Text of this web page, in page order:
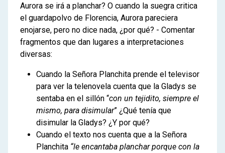
Aurora se irá a planchar? O cuando la suegra critica
el guardapolvo de Florencia, Aurora pareciera
enojarse, pero no dice nada, ¿por qué? - Comentar
fragmentos que dan lugares a interpretaciones
diversas:
Cuando la Señora Planchita prende el televisor
para ver la telenovela cuenta que la Gladys se
sentaba en el sillón “con un tejidito, siempre el
mismo, para disimular” ¿Qué tenía que
disimular la Gladys? ¿Y por qué?
Cuando el texto nos cuenta que a la Señora
Planchita “le encantaba planchar porque con la